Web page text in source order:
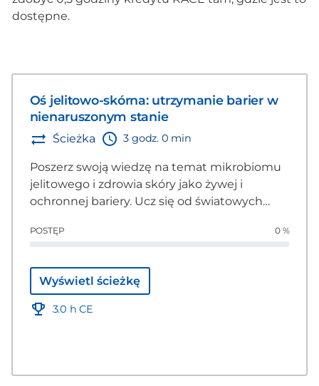
dostępne.
Oś jelitowo-skórna: utrzymanie barier w
nienaruszonym stanie
Ścieżka 3 godz. 0 min
Poszerz swoją wiedzę na temat mikrobiomu
jelitowego i zdrowia skóry jako żywej i
ochronnej bariery. Ucz się od światowych
mających na celu poprawę i wzmocnienie
domowych.
POSTĘP 0 %
Wyświetl ścieżkę
3.0 h CE